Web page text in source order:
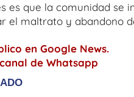
es que la comunidad
el maltrato y abandono
en Google News.
de Whatsapp